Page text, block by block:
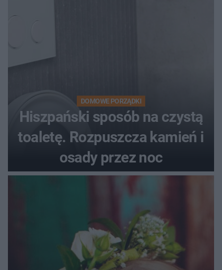
DOMOWE PORZĄDKI
Hiszpański sposób na czystą
toaletę. Rozpuszcza kamień i
osady przez noc